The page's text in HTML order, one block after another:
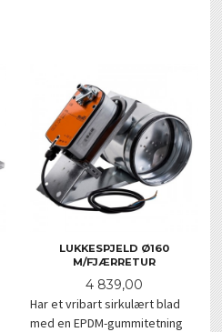
LUKKESPJELD Ø160
M/FJÆRRETUR
Pris
4 839,00
Har et vribart sirkulært blad
med en EPDM-gummitetning